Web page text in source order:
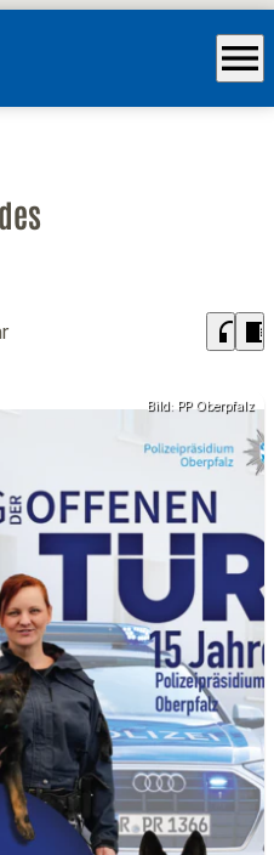
menu
headphones chrome_reader_mode
Bild: PP Oberpfalz